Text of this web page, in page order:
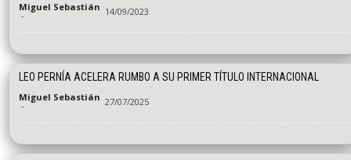
Miguel Sebastián
- 14/09/2023
LEO PERNÍA ACELERA RUMBO A SU PRIMER TÍTULO INTERNACIONAL
Miguel Sebastián
- 27/07/2025